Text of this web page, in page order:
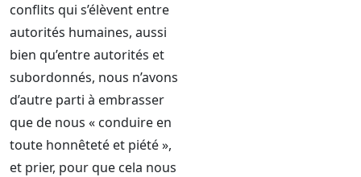
conflits qui s’élèvent entre
autorités humaines, aussi
bien qu’entre autorités et
subordonnés, nous n’avons
d’autre parti à embrasser
que de nous « conduire en
toute honnêteté et piété »,
et prier, pour que cela nous